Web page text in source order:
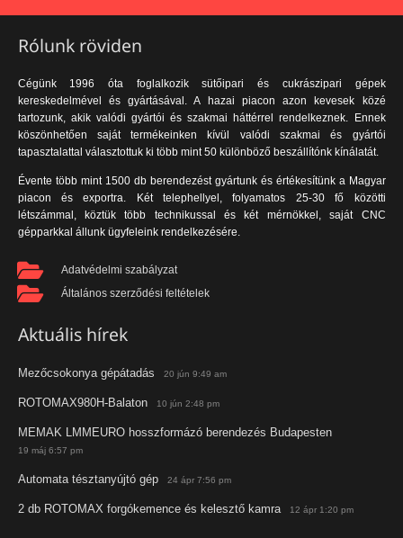
Rólunk röviden
Cégünk 1996 óta foglalkozik sütőipari és cukrászipari gépek
kereskedelmével és gyártásával. A hazai piacon azon kevesek közé
tartozunk, akik valódi gyártói és szakmai háttérrel rendelkeznek. Ennek
köszönhetően saját termékeinken kívül valódi szakmai és gyártói
tapasztalattal választottuk ki több mint 50 különböző beszállítónk kínálatát.
Évente több mint 1500 db berendezést gyártunk és értékesítünk a Magyar
piacon és exportra. Két telephellyel, folyamatos 25-30 fő közötti
létszámmal, köztük több technikussal és két mérnökkel, saját CNC
gépparkkal állunk ügyfeleink rendelkezésére.
Adatvédelmi szabályzat
Általános szerződési feltételek
Aktuális hírek
Mezőcsokonya gépátadás 20 jún 9:49 am
ROTOMAX980H-Balaton 10 jún 2:48 pm
MEMAK LMMEURO hosszformázó berendezés Budapesten
19 máj 6:57 pm
Automata tésztanyújtó gép 24 ápr 7:56 pm
2 db ROTOMAX forgókemence és kelesztő kamra 12 ápr 1:20 pm